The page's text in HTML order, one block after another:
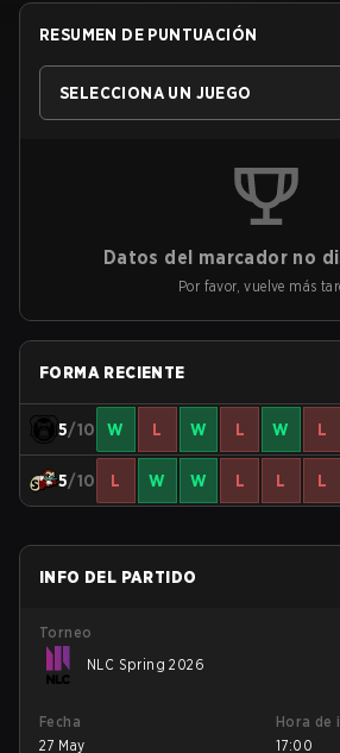
RESUMEN DE PUNTUACIÓN
SELECCIONA UN JUEGO
Datos del marcador no
Por favor, vuelve más
FORMA RECIENTE
5/10 W L W L W L
5/10 L W W L L L
INFO DEL PARTIDO
Torneo
NLC Spring 2026
Fecha
27 May
Hora de
17:00